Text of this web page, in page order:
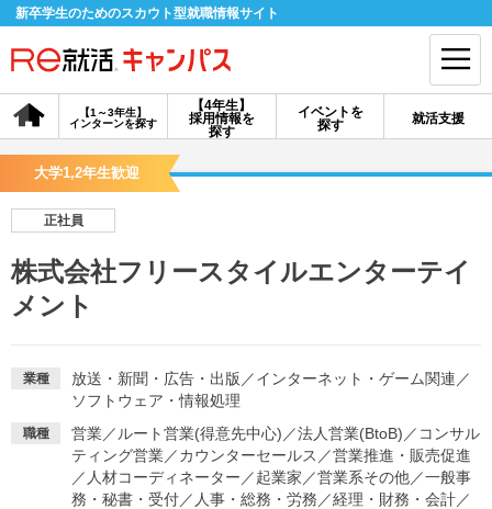
新卒学生のためのスカウト型就職情報サイト
【4年生】
採用情報を
探す
【1～3年生】
インターンを探す
イベントを
探す
就活支援
会員登録 ログイン
探す
【4年生】
イベントを探す スカウト
就活ノウハウ・サポート
大学1,2年生歓迎
正社員
株式会社フリースタイルエンターテイ
メント
業種 放送・新聞・広告・出版 ／インターネット・ゲーム関連 ／
ソフトウェア・情報処理
職種 営業／ ルート営業(得意先中心) ／法人営業(BtoB) ／ コンサル
ティング営業／カウンターセールス ／営業推進・販売促進
／ 人材コーディネーター ／起業家 ／営業系その他／一般事
務・秘書・受付／ 人事・総務・労務 ／経理・財務・会計／